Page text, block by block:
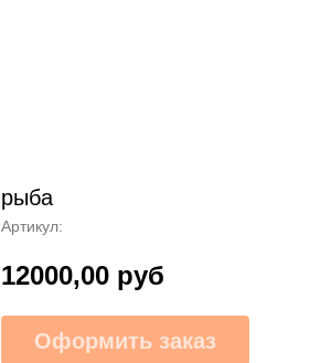
рыба
Артикул:
12000,00 руб
Оформить заказ